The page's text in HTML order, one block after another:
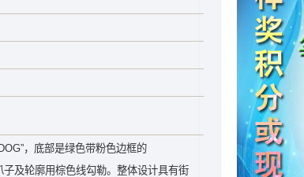
，底部是绿色带粉色边框的
及轮廓用棕色线勾勒。整体设计具有街